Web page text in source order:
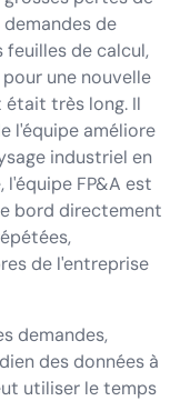
de
feuilles de calcul,
une nouvelle
était très long. Il
l'équipe améliore
industriel en
FP&A est
bord directement
de l'entreprise
demandes,
des données à
utiliser le temps